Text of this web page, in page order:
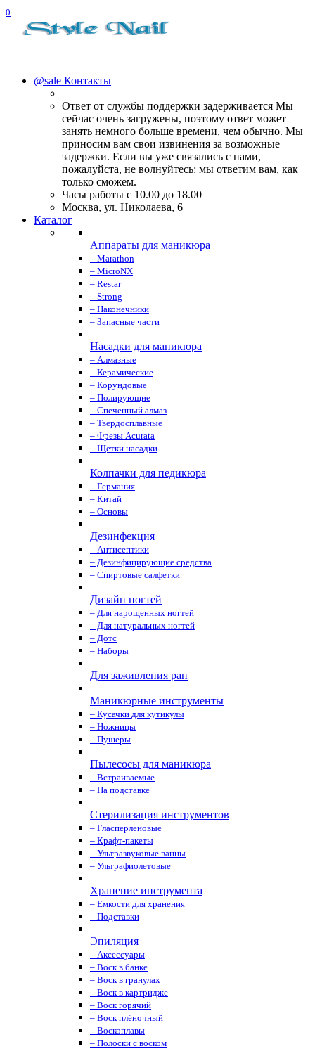
0
@sale Контакты
Ответ от службы поддержки задерживается Мы
сейчас очень загружены, поэтому ответ может
занять немного больше времени, чем обычно. Мы
приносим вам свои извинения за возможные
задержки. Если вы уже связались с нами,
пожалуйста, не волнуйтесь: мы ответим вам, как
только сможем.
Часы работы с 10.00 до 18.00
Москва, ул. Николаева, 6
Каталог
Аппараты для маникюра
– Marathon
– MicroNX
– Restar
– Strong
– Наконечники
– Запасные части
Насадки для маникюра
– Алмазные
– Керамические
– Корундовые
– Полирующие
– Спеченный алмаз
– Твердосплавные
– Фрезы Acurata
– Щетки насадки
Колпачки для педикюра
– Германия
– Китай
– Основы
Дезинфекция
– Антисептики
– Дезинфицирующие средства
– Спиртовые салфетки
Дизайн ногтей
– Для нарощенных ногтей
– Для натуральных ногтей
– Дотс
– Наборы
Для заживления ран
Маникюрные инструменты
– Кусачки для кутикулы
– Ножницы
– Пушеры
Пылесосы для маникюра
– Встраиваемые
– На подставке
Стерилизация инструментов
– Гласперленовые
– Крафт-пакеты
– Ультразвуковые ванны
– Ультрафиолетовые
Хранение инструмента
– Емкости для хранения
– Подставки
Эпиляция
– Аксессуары
– Воск в банке
– Воск в гранулах
– Воск в картридже
– Воск горячий
– Воск плёночный
– Воскоплавы
– Полоски с воском